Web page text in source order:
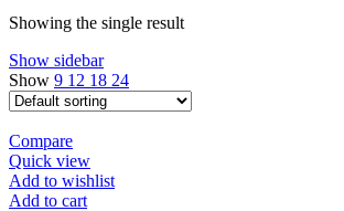
Showing the single result
Show sidebar
Show 9 12 18 24
Compare
Quick view
Add to wishlist
Add to cart